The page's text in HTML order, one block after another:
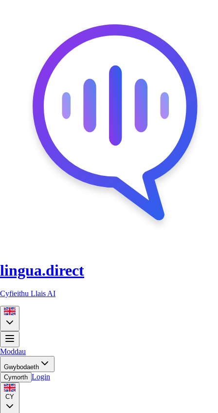
lingua.direct
Cyfieithu Llais AI
Moddau
Gwybodaeth
Cymorth Login
CY